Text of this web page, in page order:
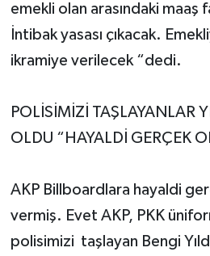
emekli olan arasındaki maaş
İntibak yasası çıkacak.
ikramiye verilecek “dedi.
POLİSİMİZİ TAŞLAYANLAR
OLDU “HAYALDİ GERÇEK
AKP Billboardlara hayaldi
vermiş. Evet AKP, PKK
polisimizi taşlayan Bengi